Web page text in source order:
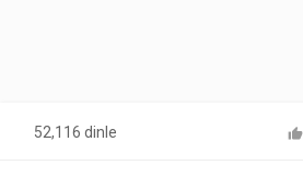
52,116 dinle